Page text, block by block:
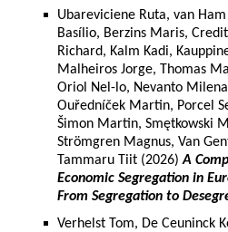
Ubareviciene Ruta, van
Basílio, Berzins Maris,
Richard, Kalm Kadi,
Malheiros Jorge, Thomas
Oriol Nel-lo, Nevanto
Ouředníček Martin, Porcel
Šimon Martin, Smętkowski
Strömgren Magnus, Van
Tammaru Tiit (2026)A
Economic Segregation in
From Segregation to
Verhelst Tom, De Ceuninck